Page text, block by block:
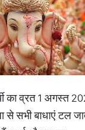
का व्रत 1 अगस्त
से सभी बाधाएं टल